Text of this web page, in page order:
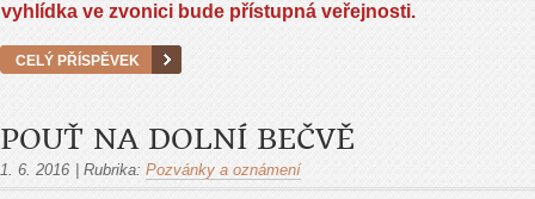
vyhlídka ve zvonici bude přístupná veřejnosti.
CELÝ PŘÍSPĚVEK
POUŤ NA DOLNÍ BEČVĚ
1. 6. 2016 Rubrika: Pozvánky a oznámení